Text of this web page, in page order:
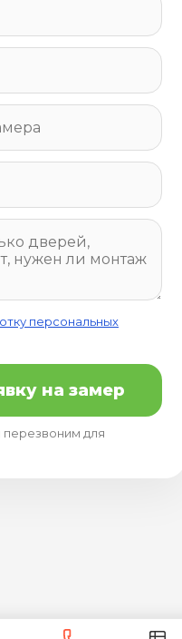
персональных
на замер
для